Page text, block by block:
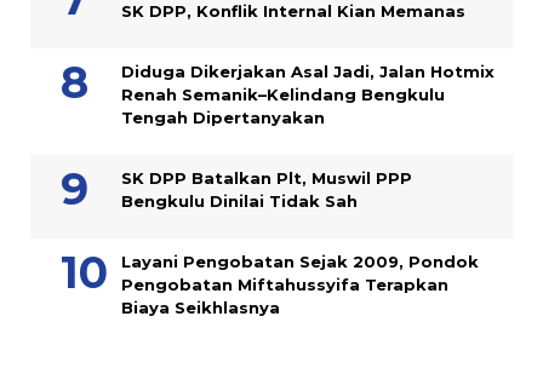
SK DPP, Konflik Internal Kian Memanas
Diduga Dikerjakan Asal Jadi, Jalan Hotmix
Renah Semanik–Kelindang Bengkulu
Tengah Dipertanyakan
SK DPP Batalkan Plt, Muswil PPP
Bengkulu Dinilai Tidak Sah
Layani Pengobatan Sejak 2009, Pondok
Pengobatan Miftahussyifa Terapkan
Biaya Seikhlasnya